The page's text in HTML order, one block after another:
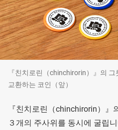
『친치로린（chinchirorin）』의
교환하는 코인（앞）
『친치로린（chinchirorin）』
３개의 주사위를 동시에 굴립